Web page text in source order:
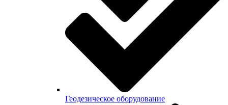
Геодезическое оборудование